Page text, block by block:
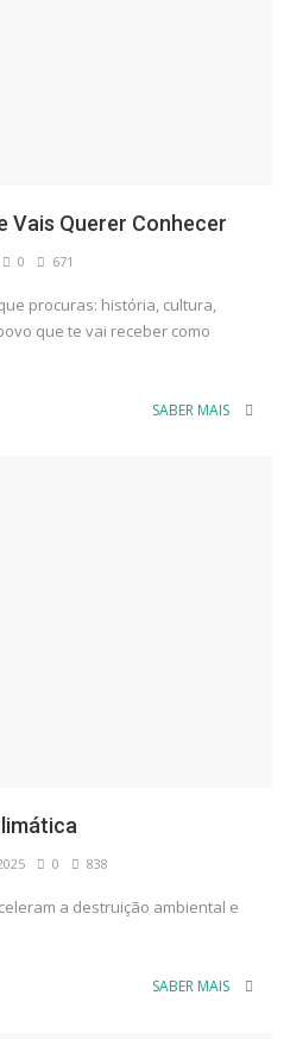
Vais Querer Conhecer
0 671
procuras: história, cultura,
que te vai receber como
SABER MAIS
0 838
a destruição ambiental e
SABER MAIS